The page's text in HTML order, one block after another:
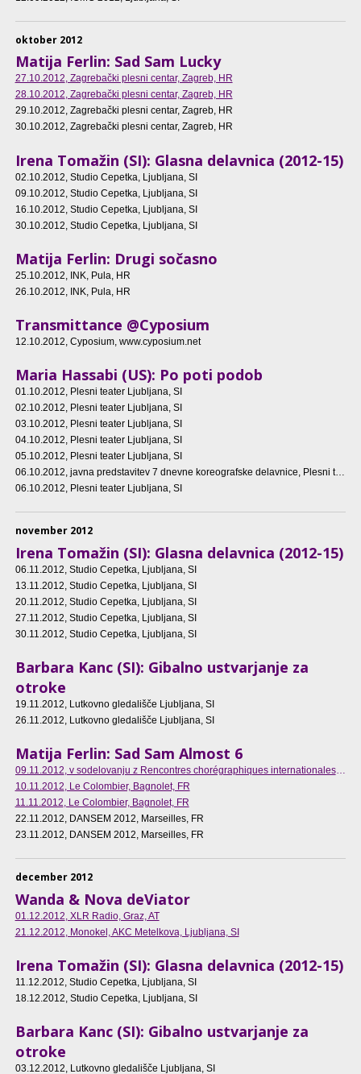
oktober 2012
Matija Ferlin: Sad Sam Lucky
27.10.2012, Zagrebački plesni centar, Zagreb, HR
28.10.2012, Zagrebački plesni centar, Zagreb, HR
29.10.2012, Zagrebački plesni centar, Zagreb, HR
30.10.2012, Zagrebački plesni centar, Zagreb, HR
Irena Tomažin (SI): Glasna delavnica (2012-15)
02.10.2012 , Studio Cepetka, Ljubljana, SI
09.10.2012 , Studio Cepetka, Ljubljana, SI
16.10.2012 , Studio Cepetka, Ljubljana, SI
30.10.2012 , Studio Cepetka, Ljubljana, SI
Matija Ferlin: Drugi sočasno
25.10.2012 , INK, Pula, HR
26.10.2012 , INK, Pula, HR
Transmittance @Cyposium
12.10.2012, Cyposium, www.cyposium.net
Maria Hassabi (US): Po poti podob
01.10.2012, Plesni teater Ljubljana, SI
02.10.2012, Plesni teater Ljubljana, SI
03.10.2012, Plesni teater Ljubljana, SI
04.10.2012, Plesni teater Ljubljana, SI
05.10.2012, Plesni teater Ljubljana, SI
06.10.2012, javna predstavitev 7 dnevne koreografske delavnice, Plesni teater Ljubljana, SI, predstavitev
06.10.2012, Plesni teater Ljubljana, SI
november 2012
Irena Tomažin (SI): Glasna delavnica (2012-15)
06.11.2012, Studio Cepetka, Ljubljana, SI
13.11.2012, Studio Cepetka, Ljubljana, SI
20.11.2012, Studio Cepetka, Ljubljana, SI
27.11.2012, Studio Cepetka, Ljubljana, SI
30.11.2012, Studio Cepetka, Ljubljana, SI
Barbara Kanc (SI): Gibalno ustvarjanje za
otroke
19.11.2012, Lutkovno gledališče Ljubljana, SI
26.11.2012, Lutkovno gledališče Ljubljana, SI
Matija Ferlin: Sad Sam Almost 6
09.11.2012, v sodelovanju z Rencontres chorégraphiques internationales de Seine-Saint-Denis v okviru "Croatie la voici" dogodkov, Le Colombier, Bagnolet, FR
10.11.2012, Le Colombier, Bagnolet, FR
11.11.2012, Le Colombier, Bagnolet, FR
22.11.2012, DANSEM 2012, Marseilles, FR
23.11.2012, DANSEM 2012, Marseilles, FR
december 2012
Wanda & Nova deViator
01.12.2012, XLR Radio, Graz, AT
21.12.2012, Monokel, AKC Metelkova, Ljubljana, SI
Irena Tomažin (SI): Glasna delavnica (2012-15)
11.12.2012, Studio Cepetka, Ljubljana, SI
18.12.2012, Studio Cepetka, Ljubljana, SI
Barbara Kanc (SI): Gibalno ustvarjanje za
otroke
03.12.2012, Lutkovno gledališče Ljubljana, SI